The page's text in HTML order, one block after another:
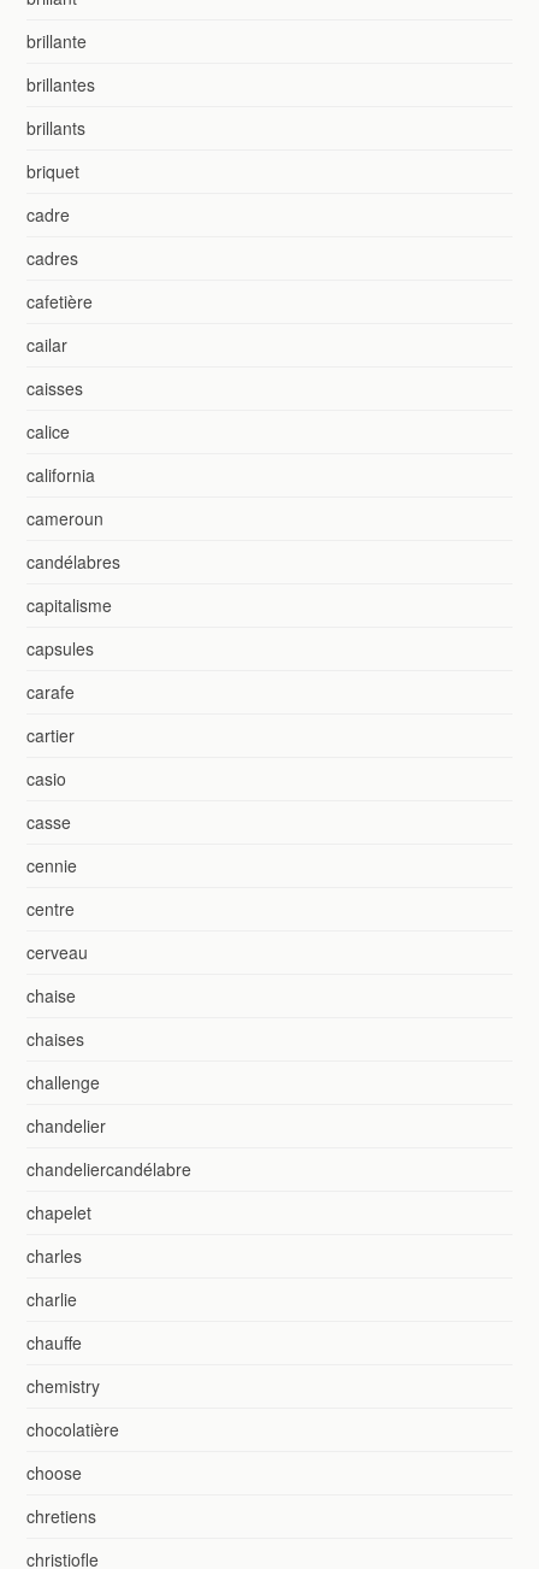
brillante
brillantes
brillants
briquet
cadre
cadres
cafetière
cailar
caisses
calice
california
cameroun
candélabres
capitalisme
capsules
carafe
cartier
casio
casse
cennie
centre
cerveau
chaise
chaises
challenge
chandelier
chandeliercandélabre
chapelet
charles
charlie
chauffe
chemistry
chocolatière
choose
chretiens
christiofle